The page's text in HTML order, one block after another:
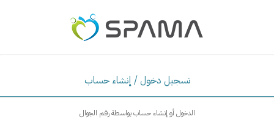
تسجيل دخول / إنشاء حساب
الدخول أو إنشاء حساب بواسطة رقم الجوال